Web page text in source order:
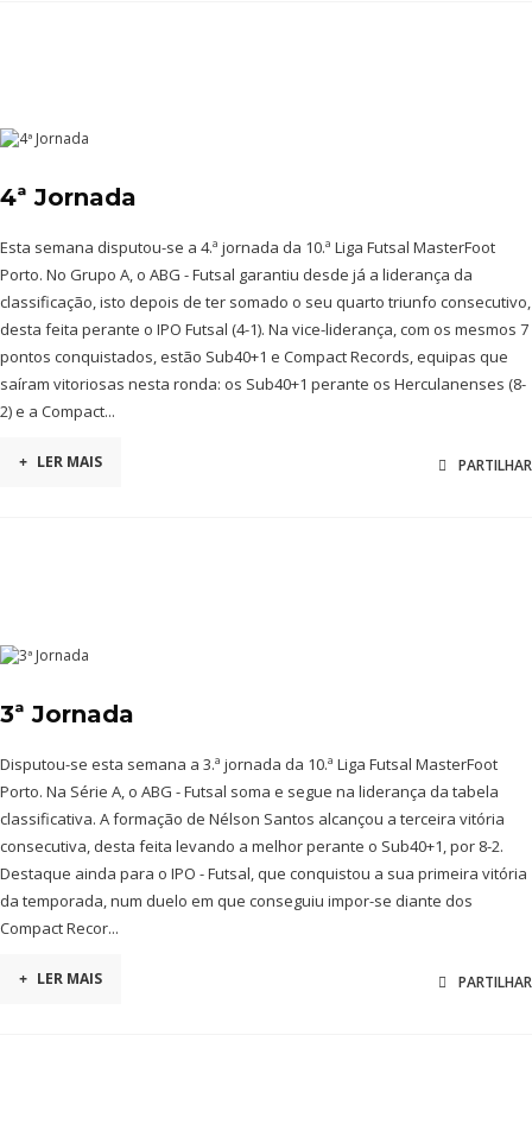
4ª Jornada
Esta semana disputou-se a 4.ª jornada da 10.ª Liga Futsal MasterFoot
Porto. No Grupo A, o ABG - Futsal garantiu desde já a liderança da
classificação, isto depois de ter somado o seu quarto triunfo consecutivo,
desta feita perante o IPO Futsal (4-1). Na vice-liderança, com os mesmos 7
pontos conquistados, estão Sub40+1 e Compact Records, equipas que
saíram vitoriosas nesta ronda: os Sub40+1 perante os Herculanenses (8-
2) e a Compact...
+ LER MAIS PARTILHAR
3ª Jornada
Disputou-se esta semana a 3.ª jornada da 10.ª Liga Futsal MasterFoot
Porto. Na Série A, o ABG - Futsal soma e segue na liderança da tabela
classificativa. A formação de Nélson Santos alcançou a terceira vitória
consecutiva, desta feita levando a melhor perante o Sub40+1, por 8-2.
Destaque ainda para o IPO - Futsal, que conquistou a sua primeira vitória
da temporada, num duelo em que conseguiu impor-se diante dos
Compact Recor...
+ LER MAIS PARTILHAR